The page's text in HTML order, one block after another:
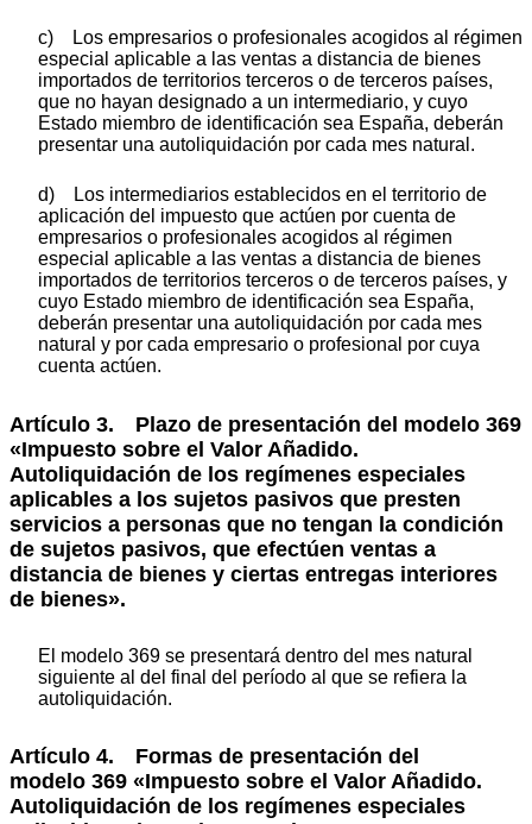
c) Los empresarios o profesionales acogidos al régimen
especial aplicable a las ventas a distancia de bienes
importados de territorios terceros o de terceros países,
que no hayan designado a un intermediario, y cuyo
Estado miembro de identificación sea España, deberán
presentar una autoliquidación por cada mes natural.
d) Los intermediarios establecidos en el territorio de
aplicación del impuesto que actúen por cuenta de
empresarios o profesionales acogidos al régimen
especial aplicable a las ventas a distancia de bienes
importados de territorios terceros o de terceros países, y
cuyo Estado miembro de identificación sea España,
deberán presentar una autoliquidación por cada mes
natural y por cada empresario o profesional por cuya
cuenta actúen.
Artículo 3. Plazo de presentación del modelo 369
«Impuesto sobre el Valor Añadido.
Autoliquidación de los regímenes especiales
aplicables a los sujetos pasivos que presten
servicios a personas que no tengan la condición
de sujetos pasivos, que efectúen ventas a
distancia de bienes y ciertas entregas interiores
de bienes».
El modelo 369 se presentará dentro del mes natural
siguiente al del final del período al que se refiera la
autoliquidación.
Artículo 4. Formas de presentación del
modelo 369 «Impuesto sobre el Valor Añadido.
Autoliquidación de los regímenes especiales